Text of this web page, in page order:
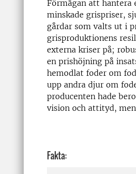
Förmågan att hantera
minskade grispriser,
gårdar som valts ut i
grisproduktionens
externa kriser på;
en prishöjning på
hemodlat foder om
upp andra djur om
producenten hade
vision och attityd,
Fakta: